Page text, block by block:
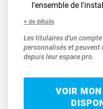
l'ensemble de
+ de détails
Les titulaires d'un
personnalisés et
depuis leur espace pro.
VOIR